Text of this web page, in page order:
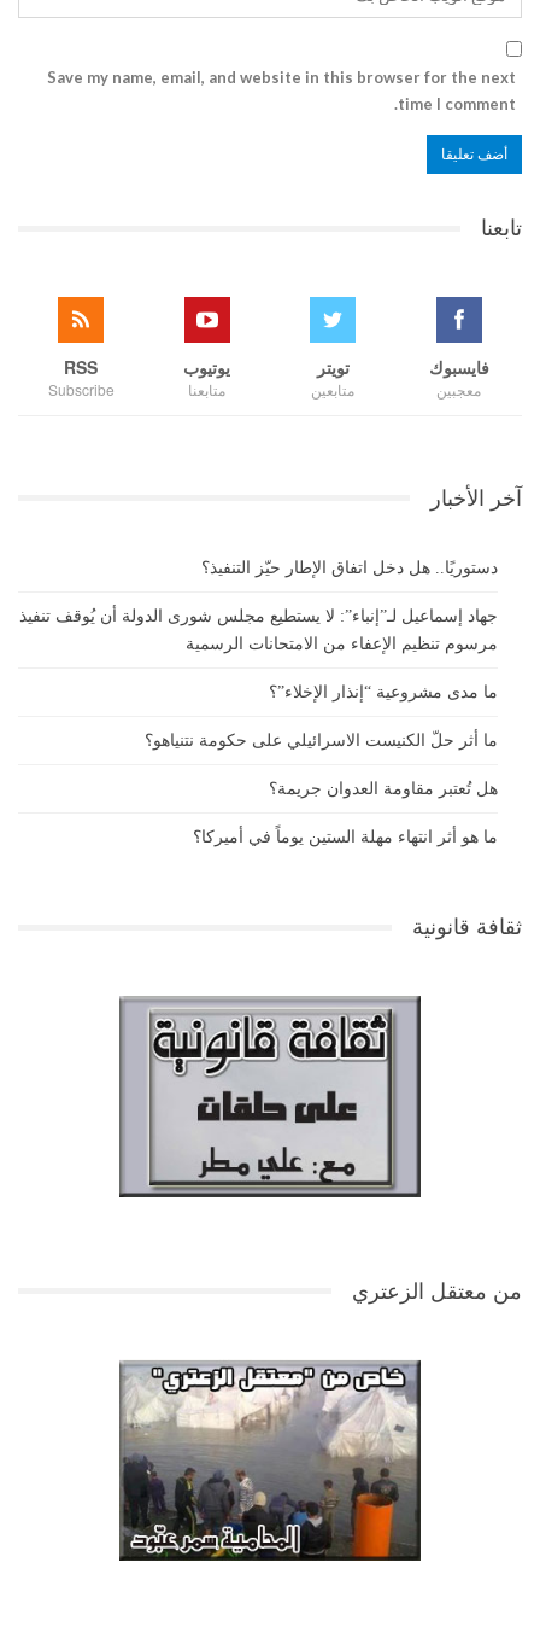
Save my name, email, and website in this browser for the next
time I comment.
تابعنا
فايسبوك
معجبين
تويتر
متابعين
يوتيوب
متابعنا
RSS
Subscribe
آخر الأخبار
دستوريًا.. هل دخل اتفاق الإطار حيّز التنفيذ؟
جهاد إسماعيل لـ”إنباء”: لا يستطيع مجلس شورى الدولة أن يُوقف تنفيذ
مرسوم تنظيم الإعفاء من الامتحانات الرسمية
ما مدى مشروعية “إنذار الإخلاء”؟
ما أثر حلّ الكنيست الاسرائيلي على حكومة نتنياهو؟
هل تُعتبر مقاومة العدوان جريمة؟
ما هو أثر انتهاء مهلة الستين يوماً في أميركا؟
ثقافة قانونية
من معتقل الزعتري